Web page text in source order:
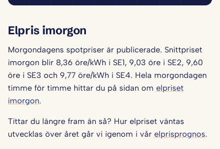
Elpris imorgon
Morgondagens spotpriser är publicerade. Snittpriset
imorgon blir 8,36 öre/kWh i SE1, 9,03 öre i SE2, 9,60
öre i SE3 och 9,77 öre/kWh i SE4. Hela morgondagen
timme för timme hittar du på sidan om elpriset
imorgon.
Tittar du längre fram än så? Hur elpriset väntas
utvecklas över året går vi igenom i vår elprisprognos.